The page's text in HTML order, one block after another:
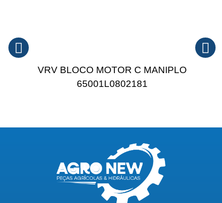
VRV BLOCO MOTOR C MANIPLO
65001L0802181